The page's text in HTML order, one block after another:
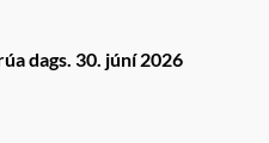
dags. 30. júní 2026